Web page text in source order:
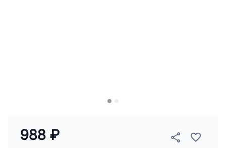
988 ₽